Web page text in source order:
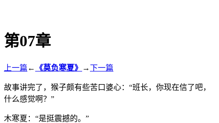
第07章
上一篇 ← 《莫负寒夏》 →下一篇
故事讲完了，猴子颇有些苦口婆心：“班长，你现在信了吧，
什么感觉啊？”
木寒夏：“是挺震撼的。”